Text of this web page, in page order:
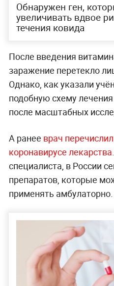
Обнаружен ген,
увеличивать вдвое
течения ковида
После введения
заражение перетекло
Однако, как указали
подобную схему
после масштабных
А ранее врач
коронавирусе лекарства
специалиста, в России
препаратов, которые
применять амбулаторно.